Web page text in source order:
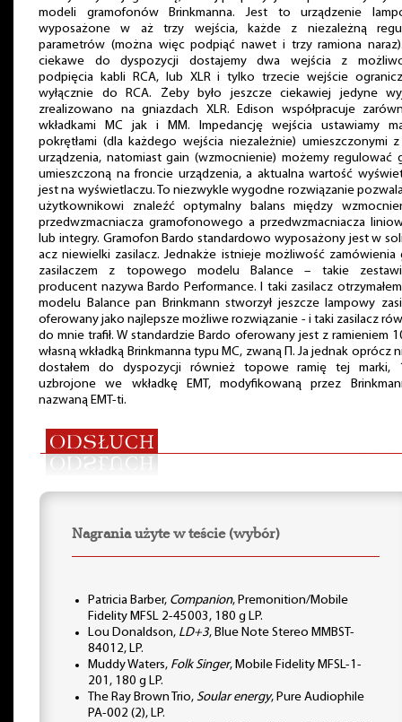
modeli gramofonów Brinkmanna. Jest to urządzenie
wyposażone w aż trzy wejścia, każde z niezależną
parametrów (można więc podpiąć nawet i trzy ramiona
ciekawe do dyspozycji dostajemy dwa wejścia z
podpięcia kabli RCA, lub XLR i tylko trzecie wejście
wyłącznie do RCA. Żeby było jeszcze ciekawiej jedyne
zrealizowano na gniazdach XLR. Edison współpracuje
wkładkami MC jak i MM. Impedancję wejścia ustawiamy
pokrętłami (dla każdego wejścia niezależnie) umieszczonymi z
urządzenia, natomiast gain (wzmocnienie) możemy regulować
umieszczoną na froncie urządzenia, a aktualna wartość
jest na wyświetlaczu. To niezwykle wygodne rozwiązanie
użytkownikowi znaleźć optymalny balans między
przedwzmacniacza gramofonowego a przedwzmacniacza
lub integry. Gramofon Bardo standardowo wyposażony jest w
acz niewielki zasilacz. Jednakże istnieje możliwość zamówienia
zasilaczem z topowego modelu Balance – takie
producent nazywa Bardo Performance. I taki zasilacz
modelu Balance pan Brinkmann stworzył jeszcze lampowy
oferowany jako najlepsze możliwe rozwiązanie - i taki zasilacz
do mnie trafił. W standardzie Bardo oferowany jest z ramieniem
własną wkładką Brinkmanna typu MC, zwaną Π. Ja jednak oprócz
dostałem do dyspozycji również topowe ramię tej marki,
uzbrojone we wkładkę EMT, modyfikowaną przez
nazwaną EMT-ti.
Nagrania użyte w teście (wybór)
Patricia Barber, Companion, Premonition/Mobile
Fidelity MFSL 2-45003, 180 g LP.
Lou Donaldson, LD+3, Blue Note Stereo MMBST-
84012, LP.
Muddy Waters, Folk Singer, Mobile Fidelity MFSL-1-
201, 180 g LP.
The Ray Brown Trio, Soular energy, Pure Audiophile
PA-002 (2), LP.